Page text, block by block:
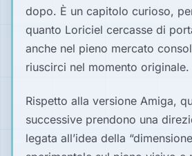
dopo. È un capitolo curioso,
quanto Loriciel cercasse di
anche nel pieno mercato
riuscirci nel momento originale.
Rispetto alla versione Amiga,
successive prendono una
legata all’idea della